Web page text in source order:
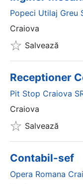
Popeci Utilaj Greu
Craiova
Salvează
Receptioner
Pit Stop Craiova
Craiova
Salvează
Contabil-sef
Opera Romana